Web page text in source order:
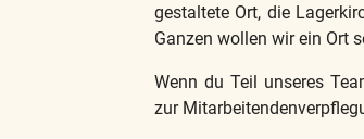
gestaltete Ort, die
Ganzen wollen wir ein Ort
Wenn du Teil unseres
zur